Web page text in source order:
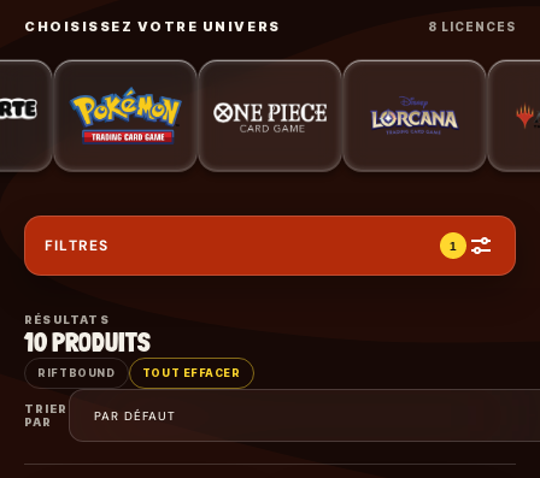
CHOISISSEZ VOTRE UNIVERS 8 LICENCES
FILTRES 1
RÉSULTATS
10PRODUITS
RIFTBOUND TOUT EFFACER
TRIER
PAR